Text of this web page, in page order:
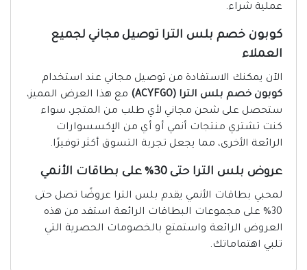
عملية شراء.
كوبون خصم بلس الترا توصيل مجاني لجميع
العملاء
الآن يمكنك الاستفادة من توصيل مجاني عند استخدام
كوبون خصم بلس الترا (ACYFGO)
مع هذا العرض المميز،
ستحصل على شحن مجاني لأي طلب من المتجر، سواء
كنت تشتري منتجات أنمي أو أي من الإكسسوارات
الرائعة الأخرى، مما يجعل تجربة التسوق أكثر توفيرًا.
عروض بلس الترا حتى 30% على بطاقات الأنمي
لمحبي بطاقات الأنمي يقدم بلس الترا عروضًا تصل حتى
30% على مجموعات البطاقات الرائعة استفد من هذه
العروض الرائعة واستمتع بالخصومات الحصرية التي
تلبي اهتماماتك.